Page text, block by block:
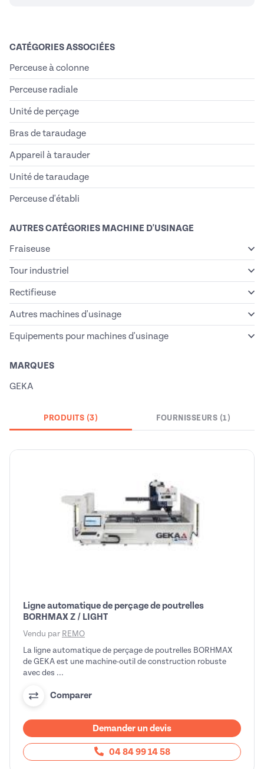
CATÉGORIES ASSOCIÉES
Perceuse à colonne
Perceuse radiale
Unité de perçage
Bras de taraudage
Appareil à tarauder
Unité de taraudage
Perceuse d'établi
AUTRES CATÉGORIES MACHINE D'USINAGE
Fraiseuse
Tour industriel
Rectifieuse
Autres machines d'usinage
Equipements pour machines d'usinage
MARQUES
GEKA
PRODUITS (3) FOURNISSEURS (1)
Ligne automatique de perçage de poutrelles
BORHMAX Z / LIGHT
Vendu par REMO
La ligne automatique de perçage de poutrelles BORHMAX
de GEKA est une machine-outil de construction robuste
avec des ...
Comparer
Demander un devis
04 84 99 14 58